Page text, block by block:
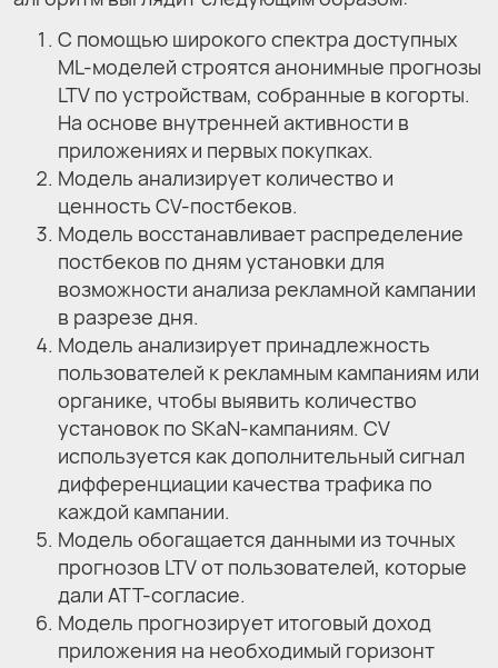
С помощью широкого спектра доступных
ML-моделей строятся анонимные прогнозы
LTV по устройствам, собранные в когорты.
На основе внутренней активности в
приложениях и первых покупках.
Модель анализирует количество и
ценность CV-постбеков.
Модель восстанавливает распределение
постбеков по дням установки для
возможности анализа рекламной кампании
в разрезе дня.
Модель анализирует принадлежность
пользователей к рекламным кампаниям или
органике, чтобы выявить количество
установок по SKaN-кампаниям. CV
используется как дополнительный сигнал
дифференциации качества трафика по
каждой кампании.
Модель обогащается данными из точных
прогнозов LTV от пользователей, которые
дали ATT-согласие.
Модель прогнозирует итоговый доход
приложения на необходимый горизонт